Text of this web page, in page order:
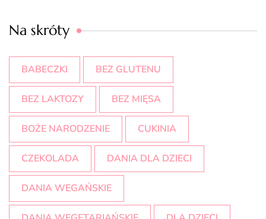
Na skróty
BABECZKI BEZ GLUTENU
BEZ LAKTOZY BEZ MIĘSA
BOŻE NARODZENIE CUKINIA
CZEKOLADA DANIA DLA DZIECI
DANIA WEGAŃSKIE